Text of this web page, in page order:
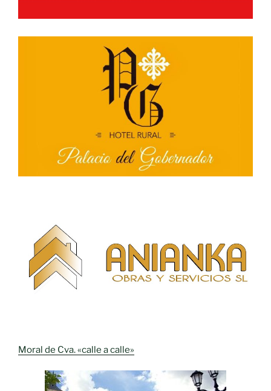
Moral de Cva. «calle a calle»